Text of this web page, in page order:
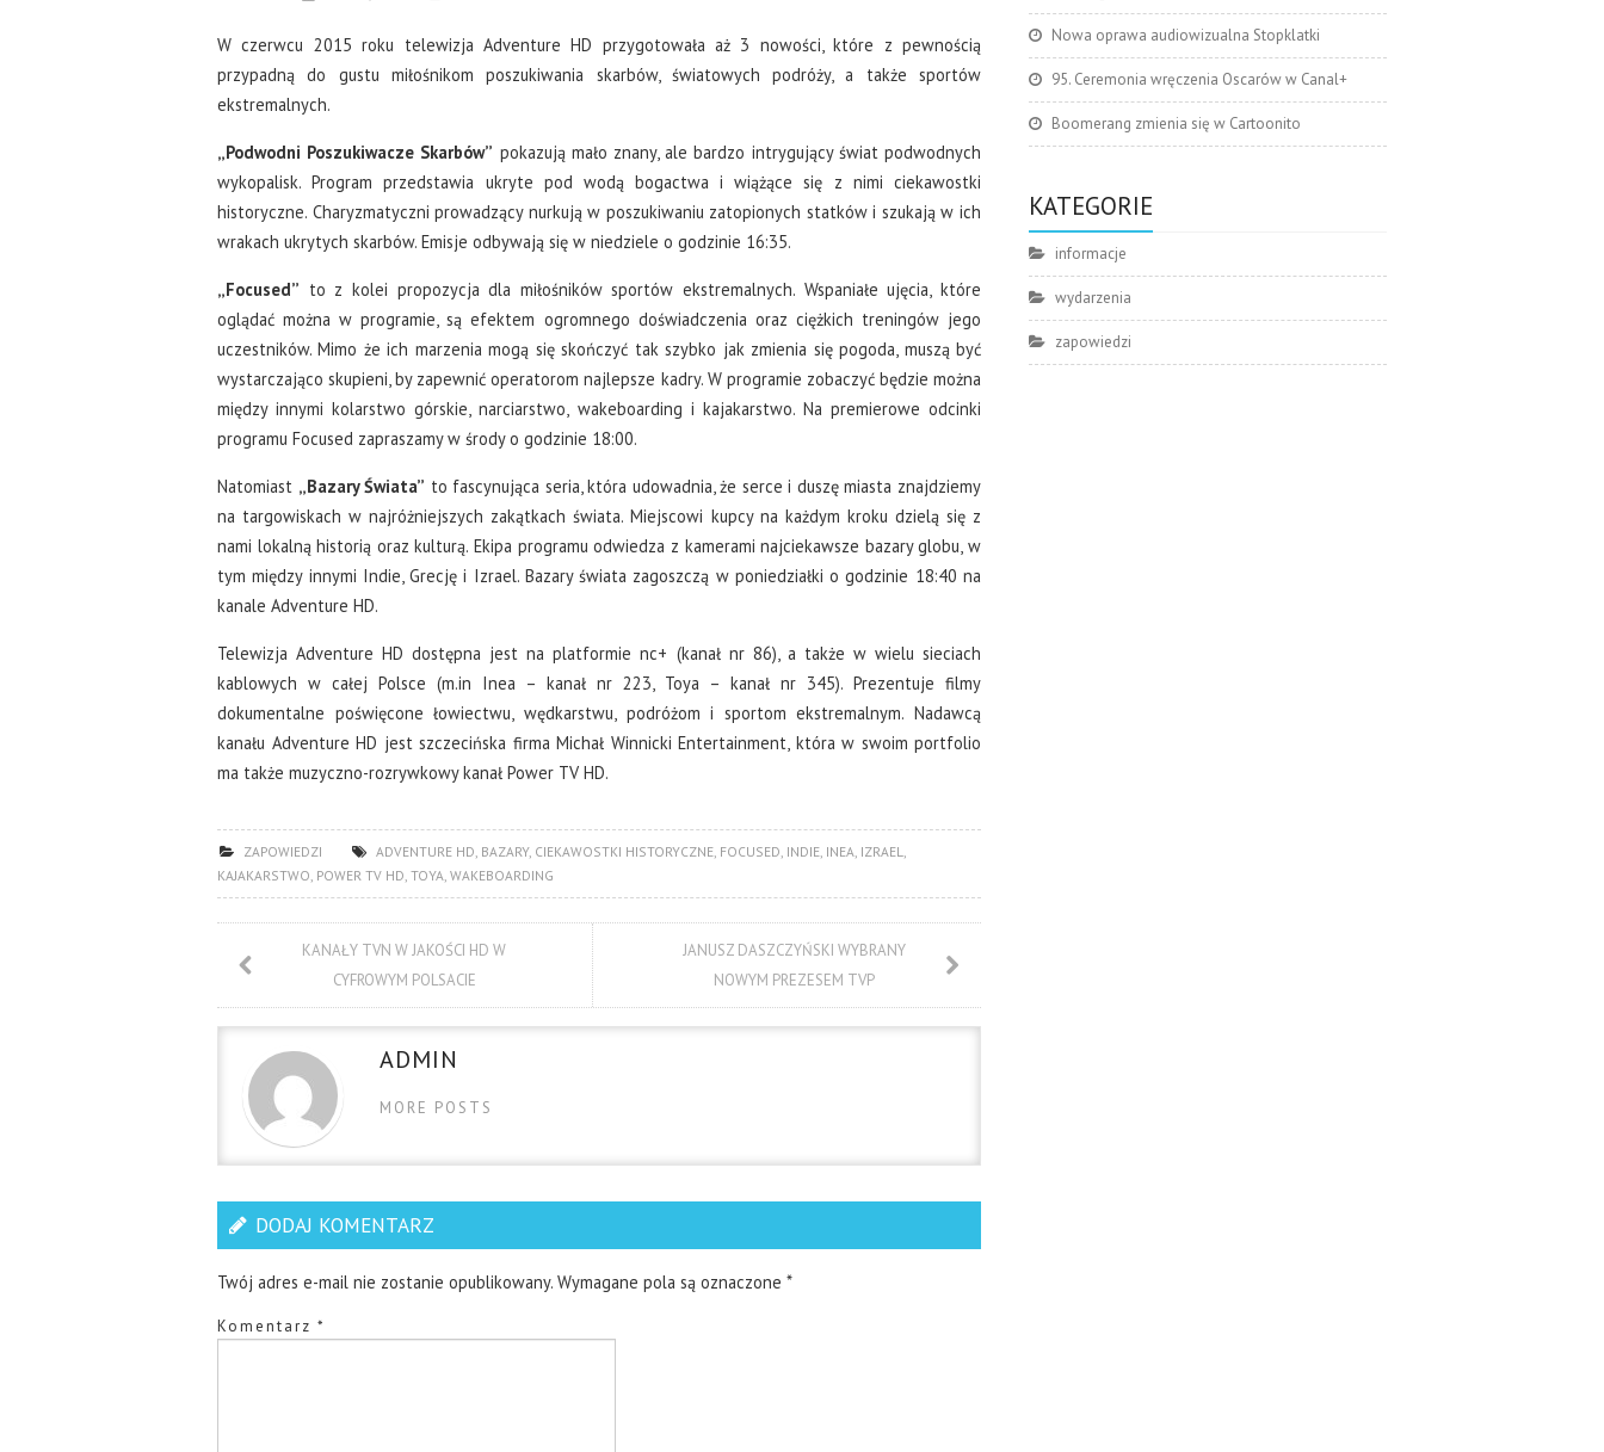
W czerwcu 2015 roku telewizja Adventure HD przygotowała aż 3 nowości, które z pewnością
przypadną do gustu miłośnikom poszukiwania skarbów, światowych podróży, a także sportów
ekstremalnych.
„Podwodni Poszukiwacze Skarbów” pokazują mało znany, ale bardzo intrygujący świat podwodnych
wykopalisk. Program przedstawia ukryte pod wodą bogactwa i wiążące się z nimi ciekawostki
historyczne. Charyzmatyczni prowadzący nurkują w poszukiwaniu zatopionych statków i szukają w ich
wrakach ukrytych skarbów. Emisje odbywają się w niedziele o godzinie 16:35.
„Focused” to z kolei propozycja dla miłośników sportów ekstremalnych. Wspaniałe ujęcia, które
oglądać można w programie, są efektem ogromnego doświadczenia oraz ciężkich treningów jego
uczestników. Mimo że ich marzenia mogą się skończyć tak szybko jak zmienia się pogoda, muszą być
wystarczająco skupieni, by zapewnić operatorom najlepsze kadry. W programie zobaczyć będzie można
między innymi kolarstwo górskie, narciarstwo, wakeboarding i kajakarstwo. Na premierowe odcinki
programu Focused zapraszamy w środy o godzinie 18:00.
Natomiast „Bazary Świata” to fascynująca seria, która udowadnia, że serce i duszę miasta znajdziemy
na targowiskach w najróżniejszych zakątkach świata. Miejscowi kupcy na każdym kroku dzielą się z
nami lokalną historią oraz kulturą. Ekipa programu odwiedza z kamerami najciekawsze bazary globu, w
tym między innymi Indie, Grecję i Izrael. Bazary świata zagoszczą w poniedziałki o godzinie 18:40 na
kanale Adventure HD.
Telewizja Adventure HD dostępna jest na platformie nc+ (kanał nr 86), a także w wielu sieciach
kablowych w całej Polsce (m.in Inea – kanał nr 223, Toya – kanał nr 345). Prezentuje filmy
dokumentalne poświęcone łowiectwu, wędkarstwu, podróżom i sportom ekstremalnym. Nadawcą
kanału Adventure HD jest szczecińska firma Michał Winnicki Entertainment, która w swoim portfolio
ma także muzyczno-rozrywkowy kanał Power TV HD.
ZAPOWIEDZI ADVENTURE HD BAZARY, CIEKAWOSTKI HISTORYCZNE, FOCUSED INDIE, INEA IZRAEL
KAJAKARSTWO POWER TV HD TOYA WAKEBOARDING
KANAŁY TVN W JAKOŚCI HD W
CYFROWYM POLSACIE
JANUSZ DASZCZYŃSKI WYBRANY
NOWYM PREZESEM TVP
ADMIN
MORE POSTS
DODAJ KOMENTARZ
Twój adres e-mail nie zostanie opublikowany. Wymagane pola są oznaczone *
Komentarz *
Nowa oprawa audiowizualna Stopklatki
95. Ceremonia wręczenia Oscarów w Canal+
Boomerang zmienia się w Cartoonito
KATEGORIE
informacje
wydarzenia
zapowiedzi